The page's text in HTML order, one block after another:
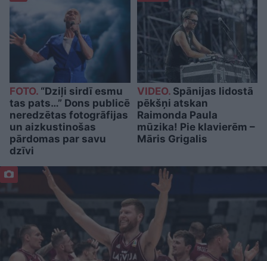
FOTO. “Dziļi sirdī esmu
tas pats…” Dons publicē
neredzētas fotogrāfijas
un aizkustinošas
pārdomas par savu
dzīvi
VIDEO.Spānijas lidostā
pēkšņi atskan
Raimonda Paula
mūzika! Pie klavierēm –
Māris Grigalis